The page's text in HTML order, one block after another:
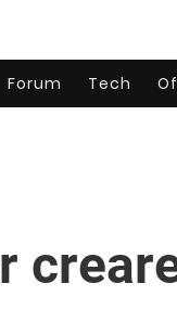
Forum Tech